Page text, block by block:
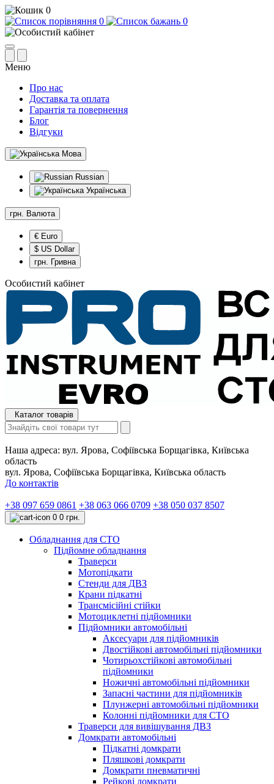
0
0
0
Меню
Про нас
Доставка та оплата
Гарантія та повернення
Блог
Відгуки
Мова
Russian
Українська
грн. Валюта
€ Euro
$ US Dollar
грн. Гривна
Особистий кабінет
Каталог товарів
Наша адреса: вул. Ярова, Софіївська Борщагівка, Київська
область
вул. Ярова, Софіївська Борщагівка, Київська область
До контактів
+38 097 659 0861 +38 063 066 0709 +38 050 037 8507
0 0 грн.
Обладнання для СТО
Підйомне обладнання
Траверси
Мотопідкати
Стенди для ДВЗ
Крани підкатні
Трансмісійні стійки
Мотоциклетні підйомники
Підйомники автомобільні
Аксесуари для підйомників
Двостійкові автомобільні підйомники
Чотирьохстійкові автомобільні
підйомники
Ножичні автомобільні підйомники
Запасні частини для підйомників
Плунжерні автомобільні підйомники
Колонні підйомники для СТО
Траверси для вивішування ДВЗ
Домкрати автомобільні
Підкатні домкрати
Пляшкові домкрати
Домкрати пневматичні
Рейкові домкрати